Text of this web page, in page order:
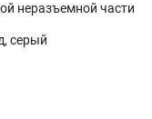
неразъемной части
серый